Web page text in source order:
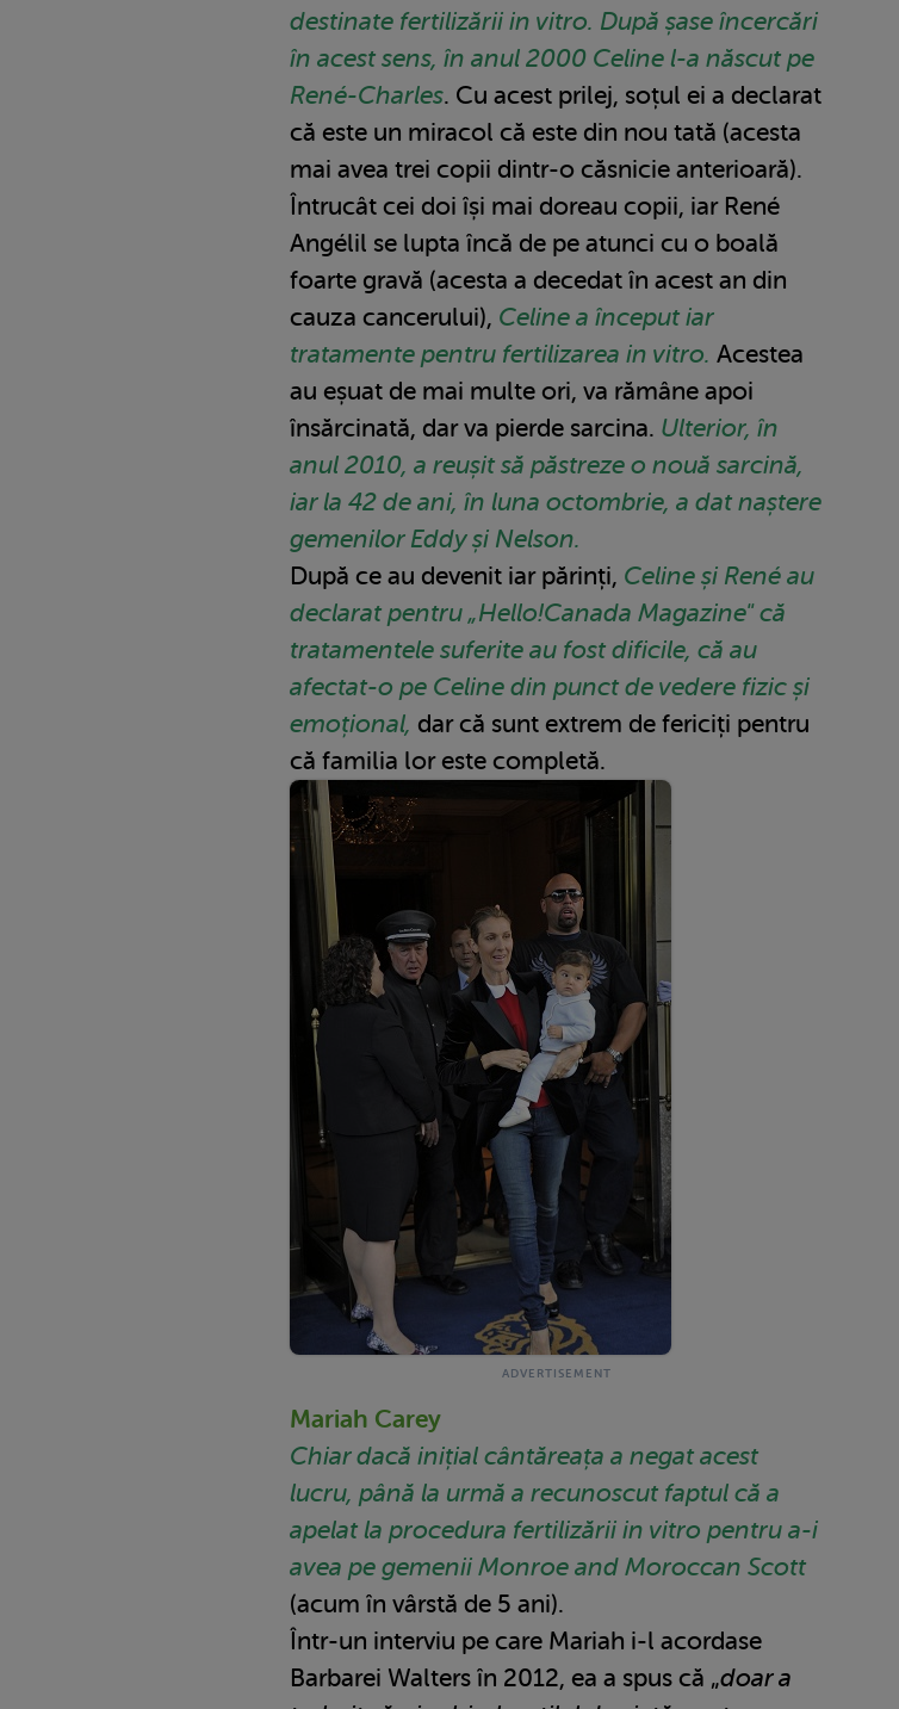
destinate fertilizării in vitro. După șase încercări
în acest sens, în anul 2000 Celine l-a născut pe
René-Charles. Cu acest prilej, soțul ei a declarat
că este un miracol că este din nou tată (acesta
mai avea trei copii dintr-o căsnicie anterioară).
Întrucât cei doi își mai doreau copii, iar René
Angélil se lupta încă de pe atunci cu o boală
foarte gravă (acesta a decedat în acest an din
cauza cancerului), Celine a început iar
tratamente pentru fertilizarea in vitro. Acestea
au eșuat de mai multe ori, va rămâne apoi
însărcinată, dar va pierde sarcina. Ulterior, în
anul 2010, a reușit să păstreze o nouă sarcină,
iar la 42 de ani, în luna octombrie, a dat naștere
gemenilor Eddy și Nelson.
După ce au devenit iar părinți, Celine și René au
declarat pentru „Hello!Canada Magazine" că
tratamentele suferite au fost dificile, că au
afectat-o pe Celine din punct de vedere fizic și
emoțional, dar că sunt extrem de fericiți pentru
că familia lor este completă.
Mariah Carey
Chiar dacă inițial cântăreața a negat acest
lucru, până la urmă a recunoscut faptul că a
apelat la procedura fertilizării in vitro pentru a-i
avea pe gemenii Monroe and Moroccan Scott
(acum în vârstă de 5 ani).
Într-un interviu pe care Mariah i-l acordase
Barbarei Walters în 2012, ea a spus că „doar a